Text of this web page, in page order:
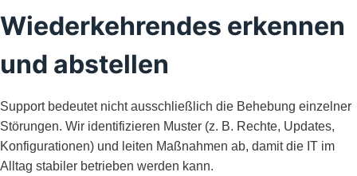
Wiederkehrendes erkennen
und abstellen
Support bedeutet nicht ausschließlich die Behebung einzelner
Störungen. Wir identifizieren Muster (z. B. Rechte, Updates,
Konfigurationen) und leiten Maßnahmen ab, damit die IT im
Alltag stabiler betrieben werden kann.